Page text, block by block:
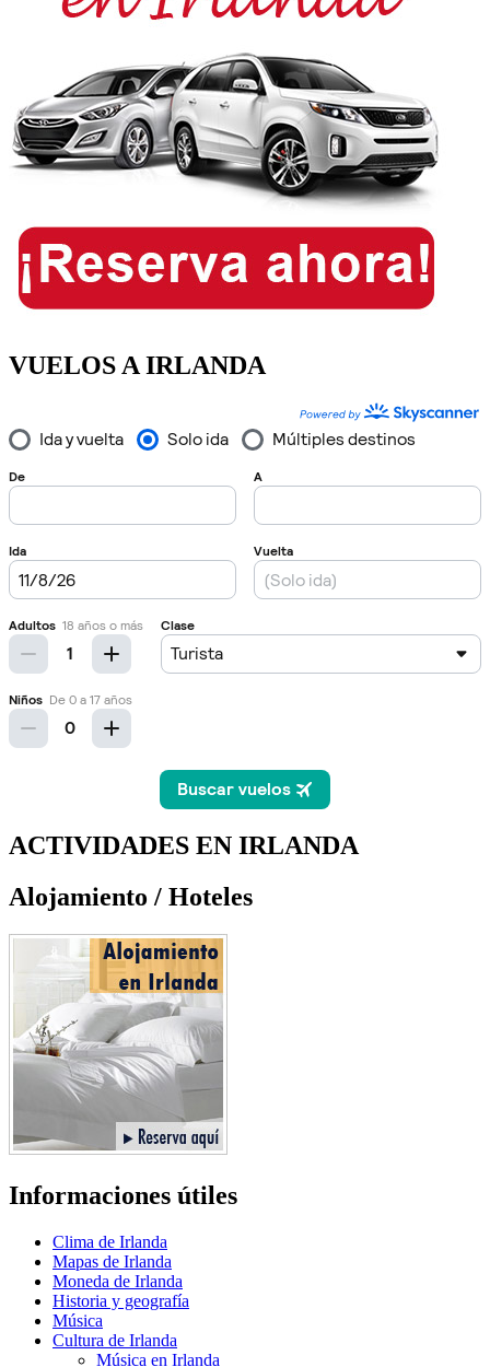
VUELOS A IRLANDA
ACTIVIDADES EN IRLANDA
Alojamiento / Hoteles
Informaciones útiles
Clima de Irlanda
Mapas de Irlanda
Moneda de Irlanda
Historia y geografía
Música
Cultura de Irlanda
Música en Irlanda